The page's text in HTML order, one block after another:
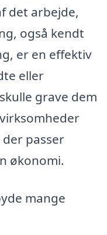
det arbejde,
også kendt
er en effektiv
eller
grave dem
passer
økonomi.
mange